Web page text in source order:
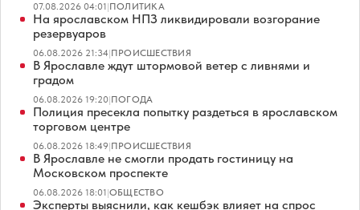
07.08.2026 04:01|ПОЛИТИКА
На ярославском НПЗ ликвидировали возгорание
резервуаров
06.08.2026 21:34|ПРОИСШЕСТВИЯ
В Ярославле ждут штормовой ветер с ливнями и
градом
06.08.2026 19:20|ПОГОДА
Полиция пресекла попытку раздеться в ярославском
торговом центре
06.08.2026 18:49|ПРОИСШЕСТВИЯ
В Ярославле не смогли продать гостиницу на
Московском проспекте
06.08.2026 18:01|ОБЩЕСТВО
Эксперты выяснили, как кешбэк влияет на спрос